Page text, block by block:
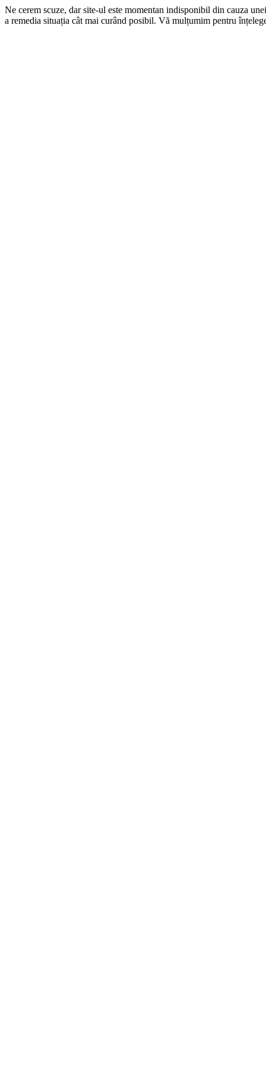
Ne cerem scuze, dar site-ul este momentan indisponibil din cauza
a remedia situația cât mai curând posibil. Vă mulțumim pentru